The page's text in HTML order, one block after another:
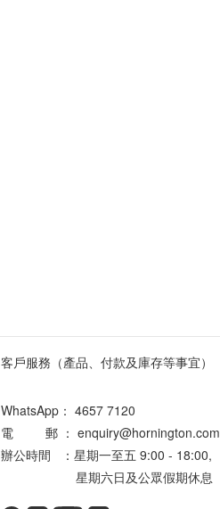
客戶服務（產品、付款及庫存等事宜）
WhatsApp： 4657 7120
電 郵 ： enquiry@hornington.com
辦公時間 ：星期一至五 9:00 - 18:00,
星期六日及公眾假期休息